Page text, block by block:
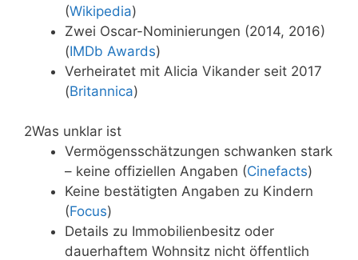
(Wikipedia)
Zwei Oscar-Nominierungen (2014, 2016)
(IMDb Awards)
Verheiratet mit Alicia Vikander seit 2017
(Britannica)
2Was unklar ist
Vermögensschätzungen schwanken stark
– keine offiziellen Angaben (Cinefacts)
Keine bestätigten Angaben zu Kindern
(Focus)
Details zu Immobilienbesitz oder
dauerhaftem Wohnsitz nicht öffentlich